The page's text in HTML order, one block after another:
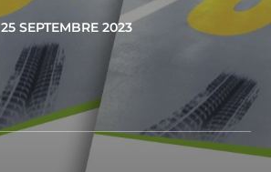
25 SEPTEMBRE 2023